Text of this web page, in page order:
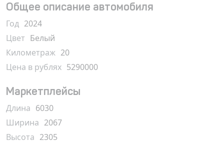
Общее описание автомобиля
Год 2024
Цвет Белый
Километраж 20
Цена в рублях 5290000
Маркетплейсы
Длина 6030
Ширина 2067
Высота 2305